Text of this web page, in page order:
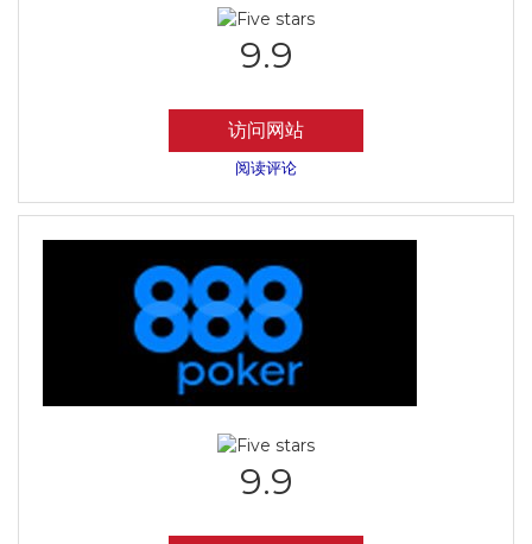
9.9
访问网站
阅读评论
9.9